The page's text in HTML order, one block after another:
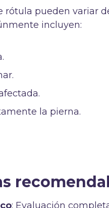
rótula pueden variar
incluyen:
la pierna.
: Evaluación